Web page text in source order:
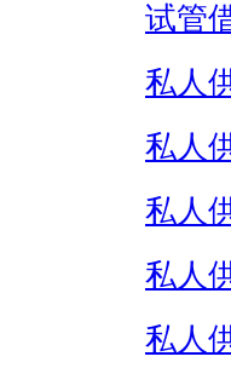
试管
私人
私人
私人
私人
私人